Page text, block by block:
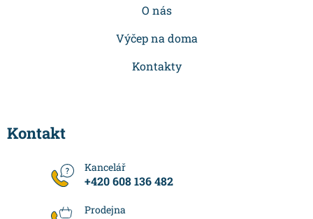
O nás
Výčep na doma
Kontakty
Kontakt
+420 608 136 482